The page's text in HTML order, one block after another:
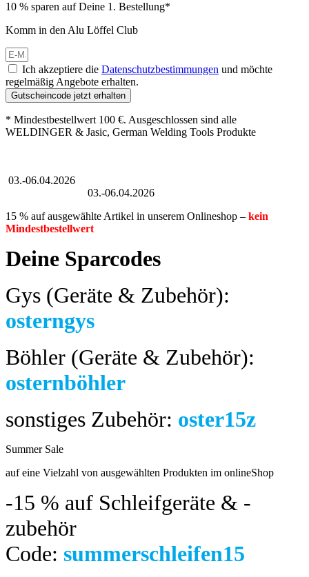
10 % sparen auf Deine 1. Bestellung*
Komm in den Alu Löffel Club
Ich akzeptiere die Datenschutzbestimmungen und möchte
regelmäßig Angebote erhalten.
Gutscheincode jetzt erhalten
* Mindestbestellwert 100 €. Ausgeschlossen sind alle
WELDINGER & Jasic, German Welding Tools Produkte
03.-06.04.2026
03.-06.04.2026
15 % auf ausgewählte Artikel in unserem Onlineshop – kein
Mindestbestellwert
Deine Sparcodes
Gys (Geräte & Zubehör):
osterngys
Böhler (Geräte & Zubehör):
osternböhler
sonstiges Zubehör: oster15z
Summer Sale
auf eine Vielzahl von ausgewählten Produkten im onlineShop
-15 % auf Schleifgeräte & -
zubehör
Code: summerschleifen15